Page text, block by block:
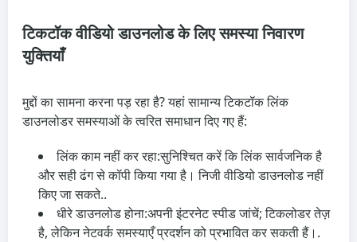
टिकटॉक वीडियो डाउनलोड के लिए समस्या निवारण
युक्तियाँ
मुद्दों का सामना करना पड़ रहा है? यहां सामान्य टिकटॉक लिंक
डाउनलोडर समस्याओं के त्वरित समाधान दिए गए हैं:
लिंक काम नहीं कर रहा:सुनिश्चित करें कि लिंक सार्वजनिक है
और सही ढंग से कॉपी किया गया है। निजी वीडियो डाउनलोड नहीं
किए जा सकते..
धीरे डाउनलोड होना:अपनी इंटरनेट स्पीड जांचें; टिकलोडर तेज़
है, लेकिन नेटवर्क समस्याएँ प्रदर्शन को प्रभावित कर सकती हैं।.